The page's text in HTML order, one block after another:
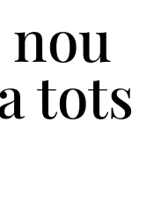
nou
tots